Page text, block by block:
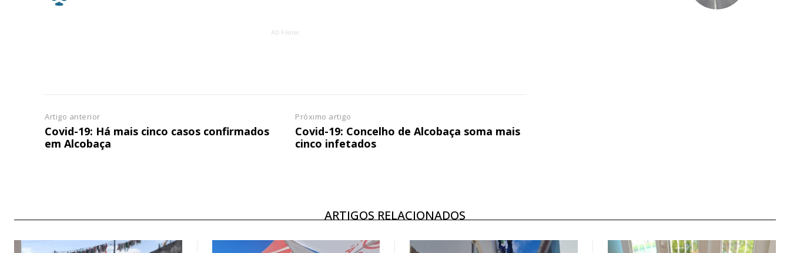
AD Footer
Artigo anterior
Covid-19: Há mais cinco casos confirmados
em Alcobaça
Próximo artigo
Covid-19: Concelho de Alcobaça soma mais
cinco infetados
ARTIGOS RELACIONADOS